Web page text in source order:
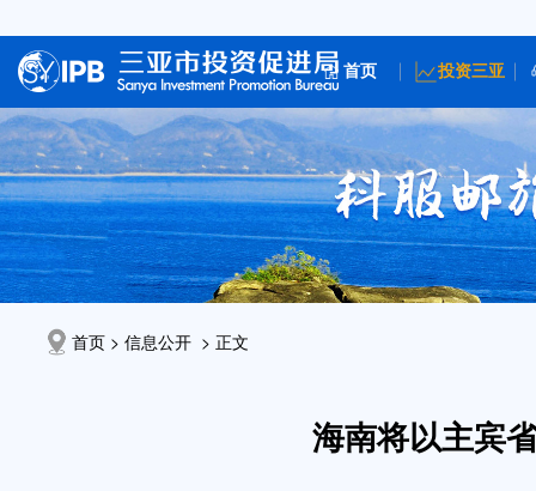
首页 投资三亚
首页 > 信息公开 > 正文
海南将以主宾